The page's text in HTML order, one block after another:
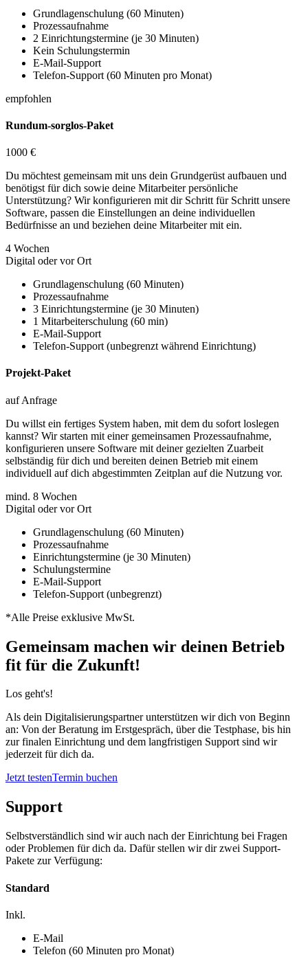
Grundlagenschulung (60 Minuten)
Prozessaufnahme
2 Einrichtungstermine (je 30 Minuten)
Kein Schulungstermin
E-Mail-Support
Telefon-Support (60 Minuten pro Monat)
empfohlen
Rundum-sorglos-Paket
1000 €
Du möchtest gemeinsam mit uns dein Grundgerüst aufbauen und
benötigst für dich sowie deine Mitarbeiter persönliche
Unterstützung? Wir konfigurieren mit dir Schritt für Schritt unsere
Software, passen die Einstellungen an deine individuellen
Bedürfnisse an und beziehen deine Mitarbeiter mit ein.
4 Wochen
Digital oder vor Ort
Grundlagenschulung (60 Minuten)
Prozessaufnahme
3 Einrichtungstermine (je 30 Minuten)
1 Mitarbeiterschulung (60 min)
E-Mail-Support
Telefon-Support (unbegrenzt während Einrichtung)
Projekt-Paket
auf Anfrage
Du willst ein fertiges System haben, mit dem du sofort loslegen
kannst? Wir starten mit einer gemeinsamen Prozessaufnahme,
konfigurieren unsere Software mit deiner gezielten Zuarbeit
selbständig für dich und bereiten deinen Betrieb mit einem
individuell auf dich abgestimmten Zeitplan auf die Nutzung vor.
mind. 8 Wochen
Digital oder vor Ort
Grundlagenschulung (60 Minuten)
Prozessaufnahme
Einrichtungstermine (je 30 Minuten)
Schulungstermine
E-Mail-Support
Telefon-Support (unbegrenzt)
*Alle Preise exklusive MwSt.
Gemeinsam machen wir deinen Betrieb
fit für die Zukunft!
Los geht's!
Als dein Digitalisierungspartner unterstützen wir dich von Beginn
an: Von der Beratung im Erstgespräch, über die Testphase, bis hin
zur finalen Einrichtung und dem langfristigen Support sind wir
jederzeit für dich da.
Jetzt testenTermin buchen
Support
Selbstverständlich sind wir auch nach der Einrichtung bei Fragen
oder Problemen für dich da. Dafür stellen wir dir zwei Support-
Pakete zur Verfügung:
Standard
Inkl.
E-Mail
Telefon (60 Minuten pro Monat)